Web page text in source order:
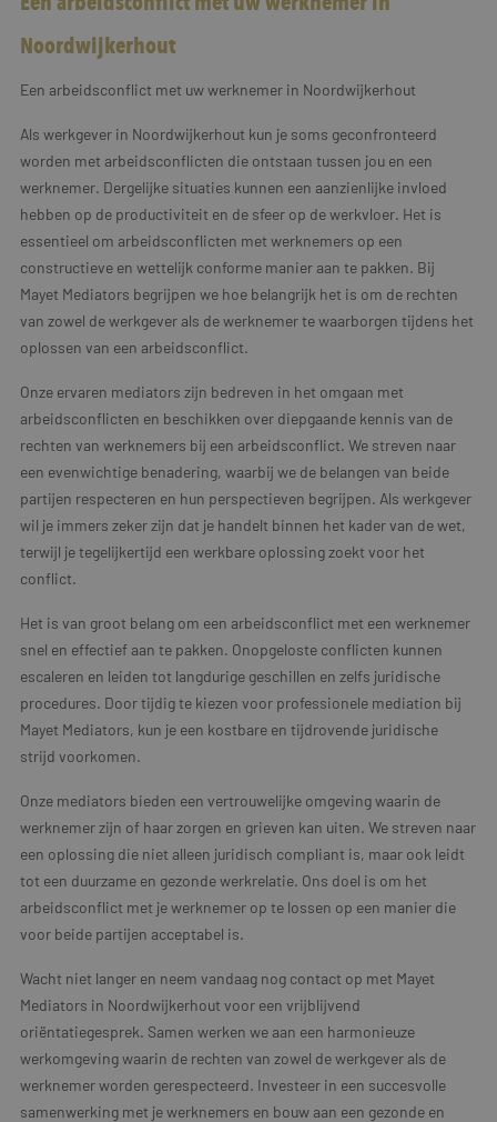
Noordwijkerhout
Een arbeidsconflict met uw werknemer in Noordwijkerhout
Als werkgever in Noordwijkerhout kun je soms geconfronteerd
worden met arbeidsconflicten die ontstaan tussen jou en een
werknemer. Dergelijke situaties kunnen een aanzienlijke invloed
hebben op de productiviteit en de sfeer op de werkvloer. Het is
essentieel om arbeidsconflicten met werknemers op een
constructieve en wettelijk conforme manier aan te pakken. Bij
Mayet Mediators begrijpen we hoe belangrijk het is om de rechten
van zowel de werkgever als de werknemer te waarborgen tijdens het
oplossen van een arbeidsconflict.
Onze ervaren mediators zijn bedreven in het omgaan met
arbeidsconflicten en beschikken over diepgaande kennis van de
rechten van werknemers bij een arbeidsconflict. We streven naar
een evenwichtige benadering, waarbij we de belangen van beide
partijen respecteren en hun perspectieven begrijpen. Als werkgever
wil je immers zeker zijn dat je handelt binnen het kader van de wet,
terwijl je tegelijkertijd een werkbare oplossing zoekt voor het
conflict.
Het is van groot belang om een arbeidsconflict met een werknemer
snel en effectief aan te pakken. Onopgeloste conflicten kunnen
escaleren en leiden tot langdurige geschillen en zelfs juridische
procedures. Door tijdig te kiezen voor professionele mediation bij
Mayet Mediators, kun je een kostbare en tijdrovende juridische
strijd voorkomen.
Onze mediators bieden een vertrouwelijke omgeving waarin de
werknemer zijn of haar zorgen en grieven kan uiten. We streven naar
een oplossing die niet alleen juridisch compliant is, maar ook leidt
tot een duurzame en gezonde werkrelatie. Ons doel is om het
arbeidsconflict met je werknemer op te lossen op een manier die
voor beide partijen acceptabel is.
Wacht niet langer en neem vandaag nog contact op met Mayet
Mediators in Noordwijkerhout voor een vrijblijvend
oriëntatiegesprek. Samen werken we aan een harmonieuze
werkomgeving waarin de rechten van zowel de werkgever als de
werknemer worden gerespecteerd. Investeer in een succesvolle
samenwerking met je werknemers en bouw aan een gezonde en